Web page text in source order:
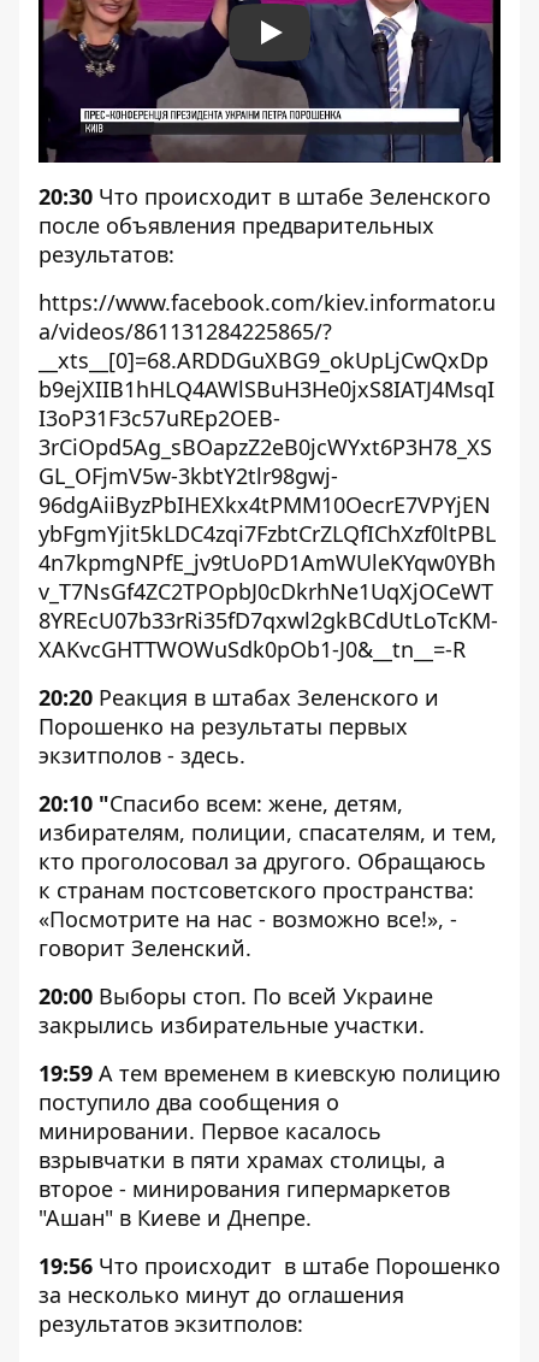
Play
20:30 Что происходит в штабе Зеленского
после объявления предварительных
результатов:
https://www.facebook.com/kiev.informator.u
a/videos/861131284225865/?
__xts__[0]=68.ARDDGuXBG9_okUpLjCwQxDp
b9ejXIIB1hHLQ4AWlSBuH3He0jxS8IATJ4MsqI
I3oP31F3c57uREp2OEB-
3rCiOpd5Ag_sBOapzZ2eB0jcWYxt6P3H78_XS
GL_OFjmV5w-3kbtY2tlr98gwj-
96dgAiiByzPbIHEXkx4tPMM10OecrE7VPYjEN
ybFgmYjit5kLDC4zqi7FzbtCrZLQfIChXzf0ltPBL
4n7kpmgNPfE_jv9tUoPD1AmWUleKYqw0YBh
v_T7NsGf4ZC2TPOpbJ0cDkrhNe1UqXjOCeWT
8YREcU07b33rRi35fD7qxwl2gkBCdUtLoTcKM-
XAKvcGHTTWOWuSdk0pOb1-J0&__tn__=-R
20:20 Реакция в штабах Зеленского и
Порошенко на результаты первых
экзитполов - здесь.
20:10 "Спасибо всем: жене, детям,
избирателям, полиции, спасателям, и тем,
кто проголосовал за другого. Обращаюсь
к странам постсоветского пространства:
«Посмотрите на нас - возможно все!», -
говорит Зеленский.
20:00 Выборы стоп. По всей Украине
закрылись избирательные участки.
19:59 А тем временем в киевскую полицию
поступило два сообщения о
минировании. Первое касалось
взрывчатки в пяти храмах столицы, а
второе - минирования гипермаркетов
"Ашан" в Киеве и Днепре.
19:56 Что происходит в штабе Порошенко
за несколько минут до оглашения
результатов экзитполов: